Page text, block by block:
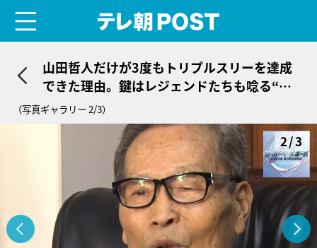
山田哲人だけが3度もトリプルスリーを達成
できた理由。鍵はレジェンドたちも唸る“あ
る技術”
（写真ギャラリー 2/3）
2/3